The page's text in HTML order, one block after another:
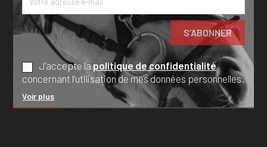
J’accepte lapolitique de confidentialité
concernant l’utilisation de mes données personnelles.
Voir plus